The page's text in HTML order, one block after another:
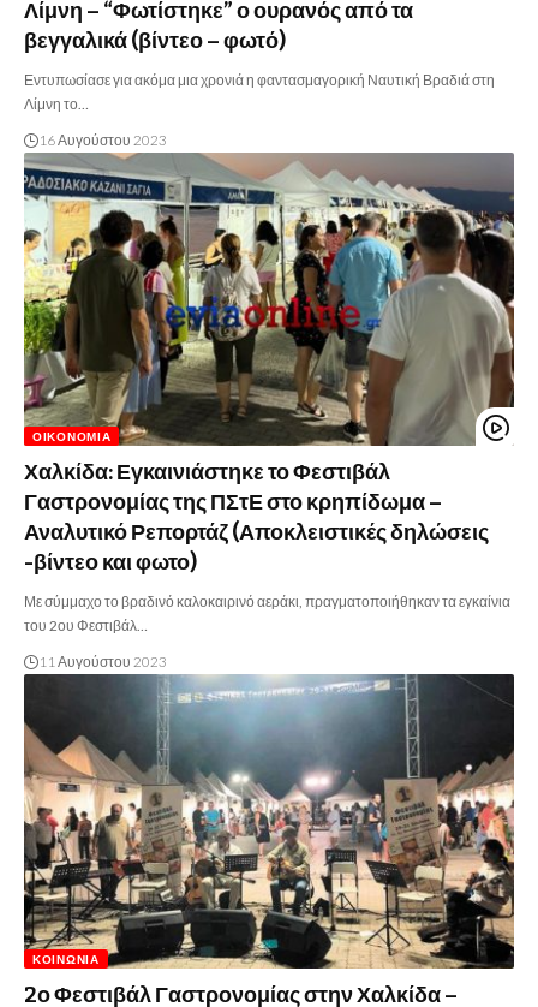
Λίμνη – “Φωτίστηκε” ο ουρανός από τα
βεγγαλικά (βίντεο – φωτό)
Εντυπωσίασε για ακόμα μια χρονιά η φαντασμαγορική Ναυτική Βραδιά στη
Λίμνη το…
16 Αυγούστου 2023
ΟΙΚΟΝΟΜΊΑ
Χαλκίδα: Εγκαινιάστηκε το Φεστιβάλ
Γαστρονομίας της ΠΣτΕ στο κρηπίδωμα –
Αναλυτικό Ρεπορτάζ (Αποκλειστικές δηλώσεις
-βίντεο και φωτο)
Με σύμμαχο το βραδινό καλοκαιρινό αεράκι, πραγματοποιήθηκαν τα εγκαίνια
του 2ου Φεστιβάλ…
11 Αυγούστου 2023
ΚΟΙΝΩΝΊΑ
2ο Φεστιβάλ Γαστρονομίας στην Χαλκίδα –